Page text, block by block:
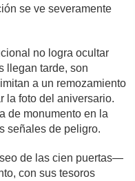
se ve severamente
no logra ocultar
llegan tarde, son
a un remozamiento
la foto del aniversario.
de monumento en la
señales de peligro.
de las cien puertas—
con sus tesoros